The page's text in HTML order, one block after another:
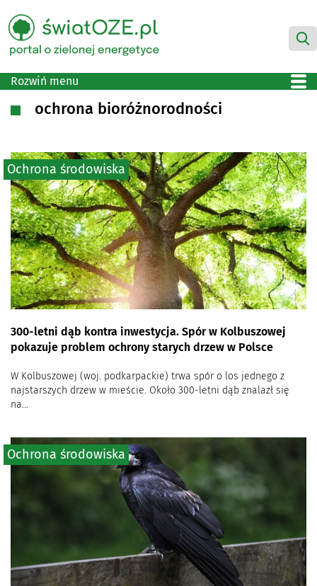
Rozwiń menu
ochrona bioróżnorodności
300-letni dąb kontra inwestycja. Spór w Kolbuszowej
pokazuje problem ochrony starych drzew w Polsce
W Kolbuszowej (woj. podkarpackie) trwa spór o los jednego z
najstarszych drzew w mieście. Około 300-letni dąb znalazł się
na...
Ochrona środowiska
Ochrona środowiska